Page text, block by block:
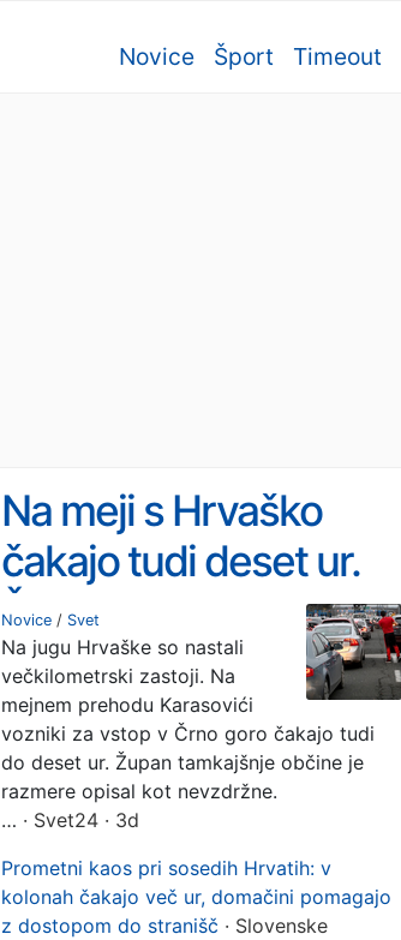
Novice Šport Timeout
Na meji s Hrvaško
čakajo tudi deset ur.
Župan: "To je preseglo
meje razuma"
Novice / Svet
Na jugu Hrvaške so nastali
večkilometrski zastoji. Na
mejnem prehodu Karasovići
vozniki za vstop v Črno goro čakajo tudi
do deset ur. Župan tamkajšnje občine je
razmere opisal kot nevzdržne.
… · Svet24 · 3d
Prometni kaos pri sosedih Hrvatih: v
kolonah čakajo več ur, domačini pomagajo
z dostopom do stranišč · Slovenske